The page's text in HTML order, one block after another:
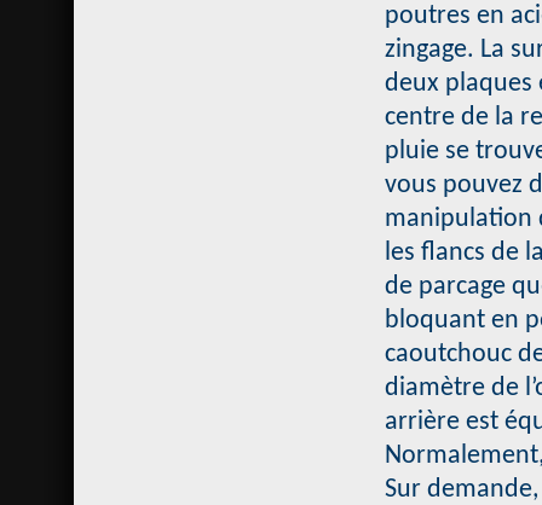
poutres en
zingage. La
deux plaques
centre de la
pluie se
vous pouvez
manipulation
les flancs de
de parcage
bloquant en
caoutchouc
diamètre de
arrière est
Sur